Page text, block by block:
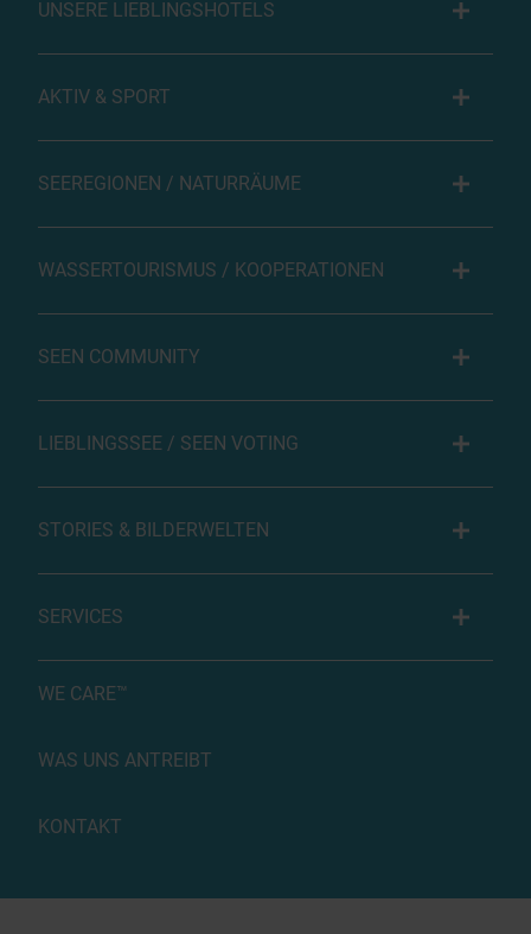
UNSERE LIEBLINGSHOTELS
AKTIV & SPORT
SEEREGIONEN / NATURRÄUME
WASSERTOURISMUS / KOOPERATIONEN
SEEN COMMUNITY
LIEBLINGSSEE / SEEN VOTING
STORIES & BILDERWELTEN
SERVICES
WE CARE™
WAS UNS ANTREIBT
KONTAKT